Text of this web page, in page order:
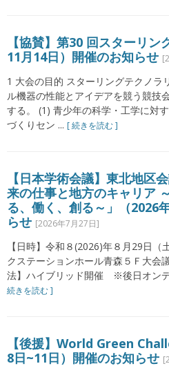
【協賛】第30 回スターリ
11月14日）開催のお知らせ
1 大会の目的 スターリングテクノラ
ル機器の性能とアイデアを競う競技
する。 (1) 青少年の科学・工学に対
づくりセン ... [ 続きを読む ]
【日本学術会議】東北地区
来の仕事と地方のキャリア
る、働く、創る～」（2026
らせ [2026年7月27日]
【日時】令和８(2026)年８月29日
クステーションホール青森５Ｆ大会
法】ハイブリッド開催 ※後日オン
続きを読む ]
【後援】World Green
8日~11日）開催のお知らせ